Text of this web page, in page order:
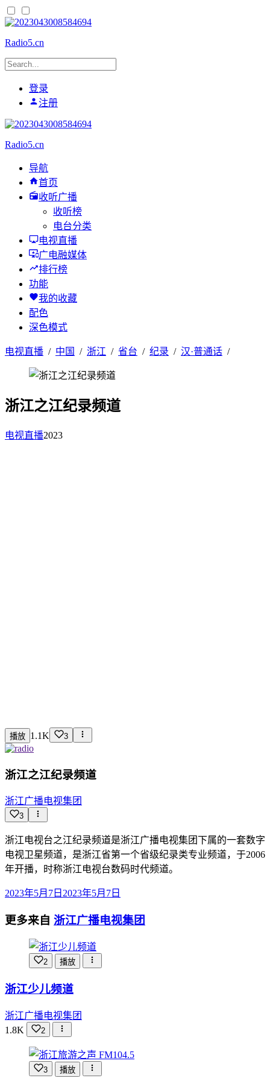
Radio5.cn
登录
注册
Radio5.cn
导航
首页
收听广播
收听榜
电台分类
电视直播
广电融媒体
排行榜
功能
我的收藏
配色
深色模式
电视直播 / 中国 / 浙江 / 省台 / 纪录 / 汉·普通话 /
浙江之江纪录频道
电视直播2023
播放 1.1K 3
浙江之江纪录频道
浙江广播电视集团
3
浙江电视台之江纪录频道是浙江广播电视集团下属的一套数字
电视卫星频道，是浙江省第一个省级纪录类专业频道，于2006
年开播，时称浙江电视台数码时代频道。
2023年5月7日 2023年5月7日
更多来自 浙江广播电视集团
2 播放
浙江少儿频道
浙江广播电视集团
1.8K
2
3 播放